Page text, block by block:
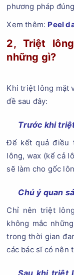
phương pháp
Xem thêm: Peel
2, Triệt
những gì?
Khi triệt lông mặt
đề sau đây:
Trước khi
Để kết quả điều
lông, wax (kể cả
sẽ làm cho gốc
Chú ý quan
Chỉ nên triệt
không mắc
trong thời gian
các bác sĩ có nên
Sau khi triệt